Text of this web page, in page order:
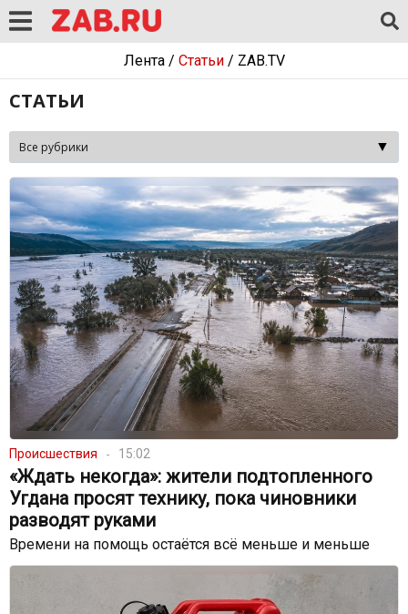
Лента/ Статьи/ ZAB.TV
СТАТЬИ
Происшествия 15:02
«Ждать некогда»: жители подтопленного
Угдана просят технику, пока чиновники
разводят руками
Времени на помощь остаётся всё меньше и меньше